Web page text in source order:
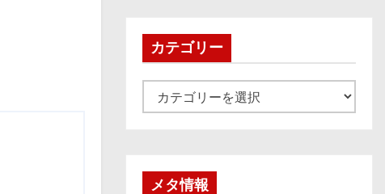
ブカテゴリー
テ
メタ情報